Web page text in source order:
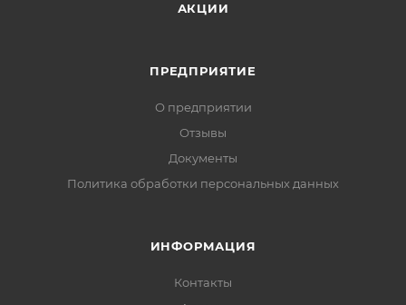
АКЦИИ
ПРЕДПРИЯТИЕ
О предприятии
Отзывы
Документы
Политика обработки персональных данных
ИНФОРМАЦИЯ
Контакты